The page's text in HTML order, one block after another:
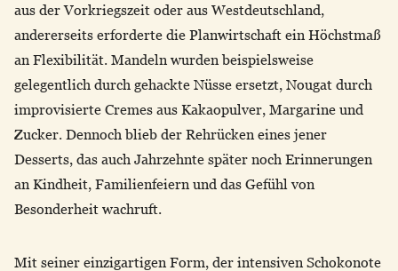
aus der Vorkriegszeit oder aus Westdeutschland,
andererseits erforderte die Planwirtschaft ein Höchstmaß
an Flexibilität. Mandeln wurden beispielsweise
gelegentlich durch gehackte Nüsse ersetzt, Nougat durch
improvisierte Cremes aus Kakaopulver, Margarine und
Zucker. Dennoch blieb der Rehrücken eines jener
Desserts, das auch Jahrzehnte später noch Erinnerungen
an Kindheit, Familienfeiern und das Gefühl von
Besonderheit wachruft.
Mit seiner einzigartigen Form, der intensiven Schokonote